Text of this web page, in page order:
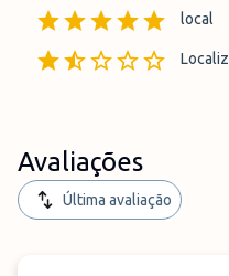
local
Avaliações
Última avaliação